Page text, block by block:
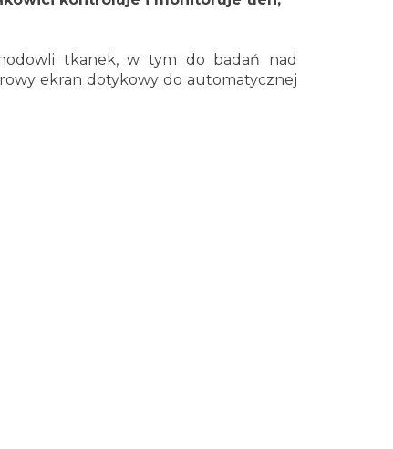
tkanek, w tym do badań nad
ekran dotykowy do automatycznej